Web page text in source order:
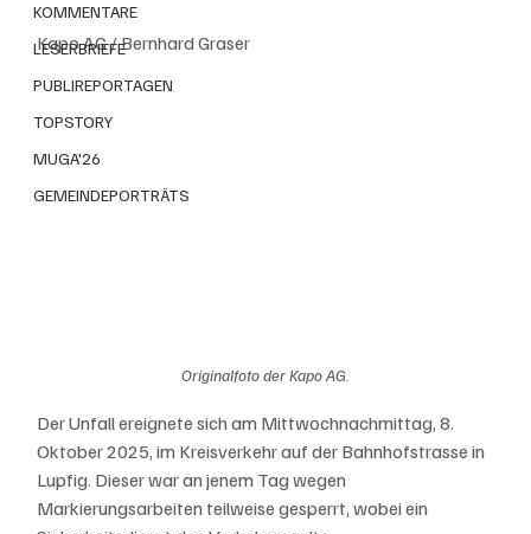
KOMMENTARE
LESERBRIEFE
PUBLIREPORTAGEN
TOPSTORY
MUGA'26
GEMEINDEPORTRÄTS
Kapo AG / Bernhard Graser
Originalfoto der Kapo AG.
Der Unfall ereignete sich am Mittwochnachmittag, 8.
Oktober 2025, im Kreisverkehr auf der Bahnhofstrasse in
Lupfig. Dieser war an jenem Tag wegen
Markierungsarbeiten teilweise gesperrt, wobei ein